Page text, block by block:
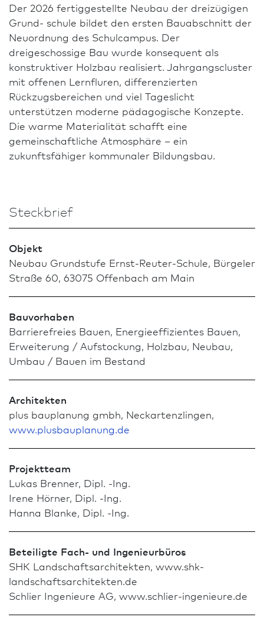
Der 2026 fertiggestellte Neu­bau der dreizügigen
Grund- schule bildet den ersten Bauabschnitt der
Neuordnung des Schulcampus. Der
dreigeschossige Bau wurde konsequent als
konstruktiver Holz­bau realisiert. Jahrgangscluster
mit offenen Lernfluren, differenzierten
Rückzugsbereichen und viel Tageslicht
unterstützen moderne pädagogische Konzepte.
Die warme Materialität schafft eine
gemeinschaftliche Atmosphäre – ein
zukunftsfähiger kommunaler Bildungsbau.
Steckbrief
Objekt
Neu­bau Grundstufe Ernst-Reuter-Schule, Bürgeler
Straße 60, 63075 Offenbach am Main
Bauvorhaben
Barrierefreies Bauen, Energieeffizientes Bauen,
Erweiterung / Aufstockung, Holz­bau, Neu­bau,
Umbau / Bauen im Bestand
Architekten
plus bauplanung gmbh, Neckartenzlingen,
www.plusbauplanung.de
Projektteam
Lukas Brenner, Dipl. -Ing.
Irene Hörner, Dipl. -Ing.
Hanna Blanke, Dipl. -Ing.
Beteiligte Fach- und Ingenieurbüros
SHK Landschafts­architekten, www.shk-
landschaftsarchitekten.de
Schlier Ingenieure AG, www.schlier-ingenieure.de